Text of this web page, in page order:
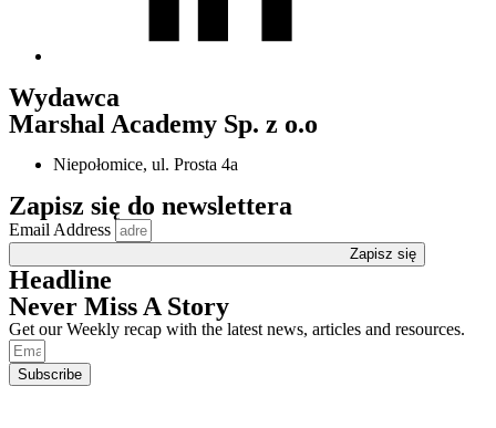
Wydawca
Marshal Academy Sp. z o.o
Niepołomice, ul. Prosta 4a
Zapisz się do newslettera
Email Address
Zapisz się
Headline
Never Miss A Story
Get our Weekly recap with the latest news, articles and resources.
Subscribe